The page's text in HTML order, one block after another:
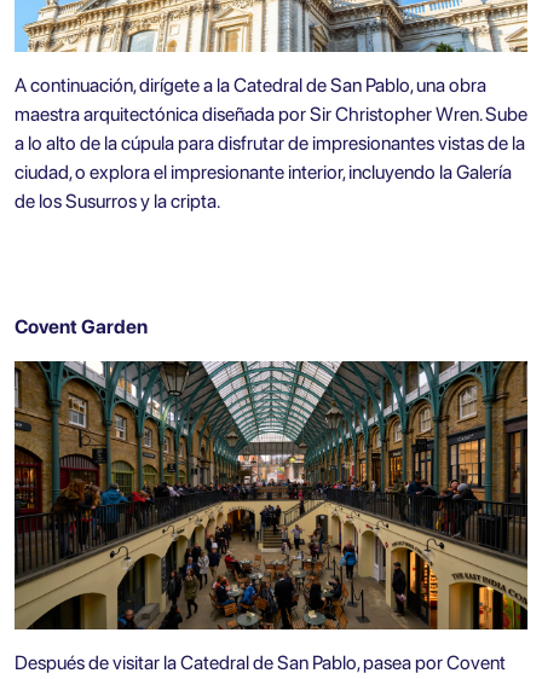
A continuación, dirígete a la Catedral de San Pablo, una obra
maestra arquitectónica diseñada por Sir Christopher Wren. Sube
a lo alto de la cúpula para disfrutar de impresionantes vistas de la
ciudad, o explora el impresionante interior, incluyendo la Galería
de los Susurros y la cripta.
Covent Garden
Después de visitar la Catedral de San Pablo, pasea por Covent